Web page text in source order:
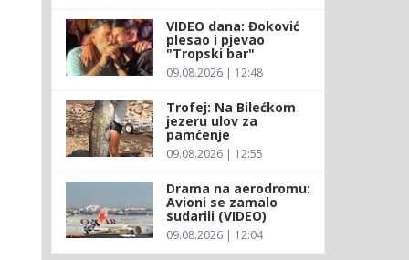
VIDEO dana: Đoković
plesao i pjevao
"Tropski bar"
09.08.2026 | 12:48
Trofej: Na Bilećkom
jezeru ulov za
pamćenje
09.08.2026 | 12:55
Drama na aerodromu:
Avioni se zamalo
sudarili (VIDEO)
09.08.2026 | 12:04